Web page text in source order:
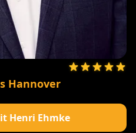
Hannover
Henri Ehmke